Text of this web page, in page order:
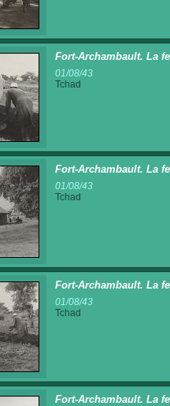
Fort-Archambault. La
01/08/43
Tchad
Fort-Archambault. La
01/08/43
Tchad
Fort-Archambault. La
01/08/43
Tchad
Fort-Archambault. La